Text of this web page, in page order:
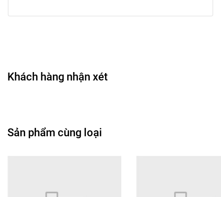
Khách hàng nhận xét
Sản phẩm cùng loại